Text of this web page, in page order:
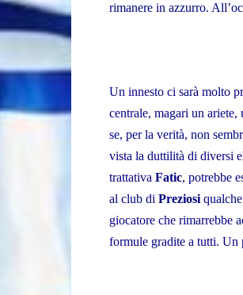
rimanere in azzurro.
Un innesto ci sarà molto
centrale, magari un ariete,
se, per la verità, non
vista la duttilità di diversi
trattativa Fatic, potrebbe
al club di Preziosi
giocatore che rimarrebbe
formule gradite a tutti. Un